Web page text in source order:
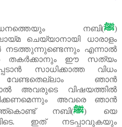
നബി(ﷺ)
ചെയ്യാനായി ധാരാളം
എന്നാൽ
തകർക്കാനും ഈ സത്യം
സാധിക്കാത്ത വിധം
വേണ്ടതെല്ലാം ഞാൻ
അവരുടെ വിഷയത്തിൽ
അവരെ ഞാൻ
നബി(ﷺ) യെ
ഇത്‌ നടപ്പാവുകയും